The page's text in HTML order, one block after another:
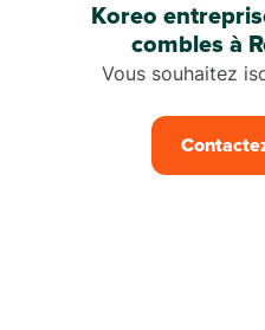
Koreo
combles à
Vous souhaitez